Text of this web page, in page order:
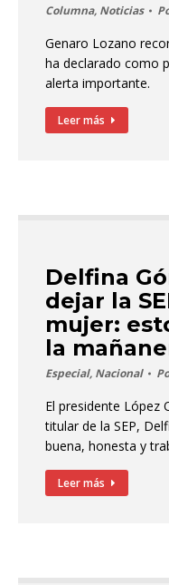
Columna, Noticias
Genaro Lozano
ha declarado como
alerta importante.
Leer más
Delfina
dejar la
mujer:
la
Especial, Nacional
El presidente López
titular de la SEP,
buena, honesta y
Leer más